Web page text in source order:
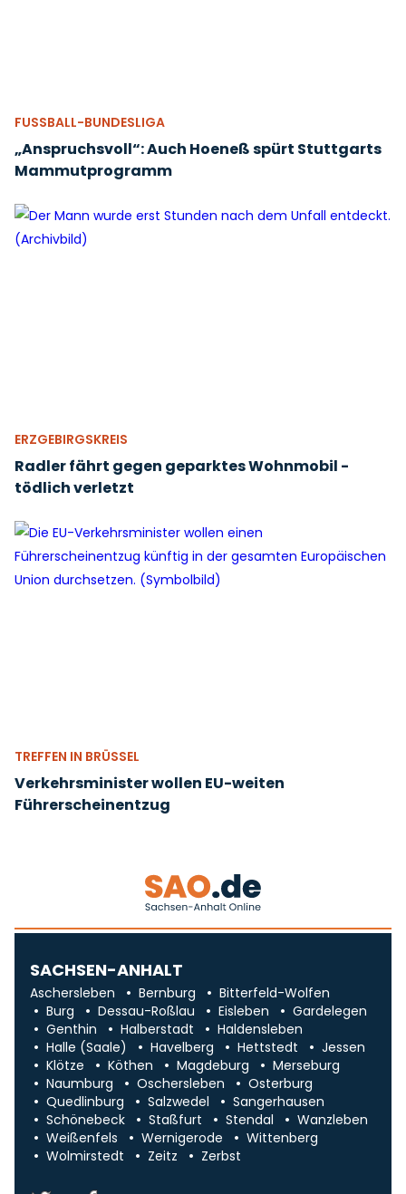
FUSSBALL-BUNDESLIGA
„Anspruchsvoll“: Auch Hoeneß spürt Stuttgarts
Mammutprogramm
ERZGEBIRGSKREIS
Radler fährt gegen geparktes Wohnmobil -
tödlich verletzt
TREFFEN IN BRÜSSEL
Verkehrsminister wollen EU-weiten
Führerscheinentzug
SACHSEN-ANHALT
Aschersleben Bernburg
Bitterfeld-Wolfen
Burg
Dessau-Roßlau Eisleben
Gardelegen
Genthin
Halberstadt
Haldensleben
Halle (Saale)
Havelberg Hettstedt
Jessen
Klötze
Köthen Magdeburg
Merseburg
Naumburg
Oschersleben
Osterburg
Quedlinburg
Salzwedel
Sangerhausen
Schönebeck
Staßfurt Stendal
Wanzleben
Weißenfels
Wernigerode
Wittenberg
Wolmirstedt
Zeitz Zerbst